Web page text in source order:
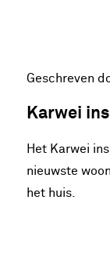
Geschreven
Karwei
Het Karwei
nieuwste
het huis.